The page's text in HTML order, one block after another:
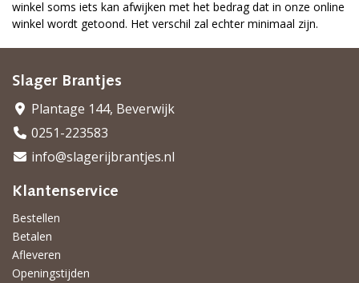
winkel soms iets kan afwijken met het bedrag dat in onze online
winkel wordt getoond. Het verschil zal echter minimaal zijn.
Slager Brantjes
Plantage 144, Beverwijk
0251-223583
info@slagerijbrantjes.nl
Klantenservice
Bestellen
Betalen
Afleveren
Openingstijden